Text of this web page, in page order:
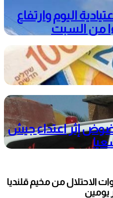
اليوم وارتفاع
من السبت
إثر اعتداء جيش
الاحتلال من مخيم قلنديا
يومين